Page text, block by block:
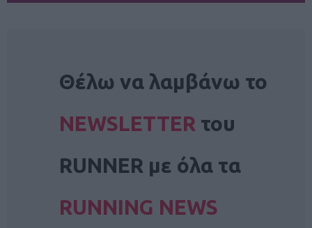
Θέλω να λαμβάνω το
NEWSLETTER του
RUNNER με όλα τα
RUNNING NEWS